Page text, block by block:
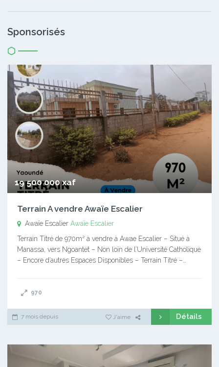
Sponsorisés
19 500 000 xaf
Terrain A vendre Awaïe Escalier
Awaïe Escalier Awaïe Escalier
Terrain Titré de 970m² à vendre à Awae Escalier – Situé à
Manassa, vers Ngoantet – Non loin de l’Université Catholique
– Encore d’autres Espaces Disponibles – Terrain Titré –…
970
7 mois depuis J'aime Détails